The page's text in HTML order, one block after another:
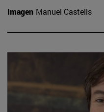
Imagen Manuel Castells